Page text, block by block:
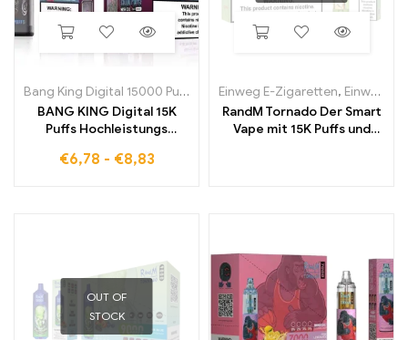
Bang King Digital 15000 Puffs
BANG KING Digital 15K
Puffs Hochleistungs
intensivem Geschmack
€6,78 - €8,83
Einweg E-Zigaretten, Einweg-E-Zigaretten in Belgien
RandM Tornado Der Smart
Vape mit 15K Puffs und
OUT OF
STOCK